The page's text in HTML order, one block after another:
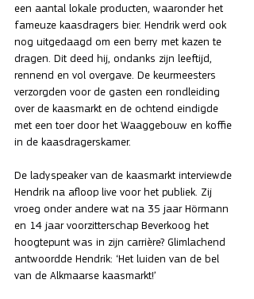
een aantal lokale producten, waaronder het
fameuze kaasdragers bier. Hendrik werd ook
nog uitgedaagd om een berry met kazen te
dragen. Dit deed hij, ondanks zijn leeftijd,
rennend en vol overgave. De keurmeesters
verzorgden voor de gasten een rondleiding
over de kaasmarkt en de ochtend eindigde
met een toer door het Waaggebouw en koffie
in de kaasdragerskamer.
De ladyspeaker van de kaasmarkt interviewde
Hendrik na afloop live voor het publiek. Zij
vroeg onder andere wat na 35 jaar Hörmann
en 14 jaar voorzitterschap Beverkoog het
hoogtepunt was in zijn carrière? Glimlachend
antwoordde Hendrik: ‘Het luiden van de bel
van de Alkmaarse kaasmarkt!’